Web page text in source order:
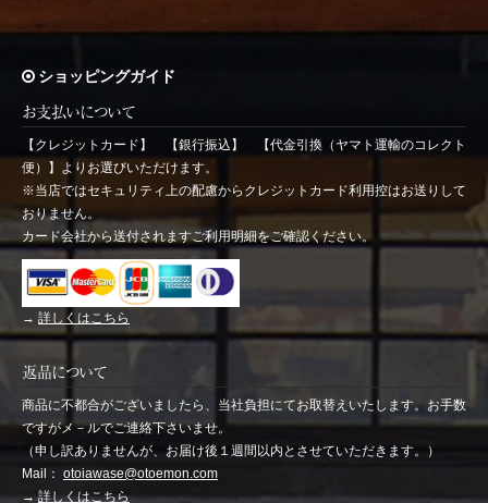
ショッピングガイド
お支払いについて
【クレジットカード】 【銀行振込】 【代金引換（ヤマト運輸のコレクト
便）】よりお選びいただけます。
※当店ではセキュリティ上の配慮からクレジットカード利用控はお送りして
おりません。
カード会社から送付されますご利用明細をご確認ください。
→ 詳しくはこちら
返品について
商品に不都合がございましたら、当社負担にてお取替えいたします。お手数
ですがメ－ルでご連絡下さいませ。
（申し訳ありませんが、お届け後１週間以内とさせていただきます。）
Mail： otoiawase@otoemon.com
→詳しくはこちら